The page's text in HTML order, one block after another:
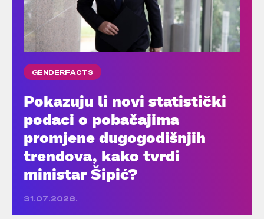
GENDERFACTS
Pokazuju li novi statistički
podaci o pobačajima
promjene dugogodišnjih
trendova, kako tvrdi
ministar Šipić?
31.07.2026.